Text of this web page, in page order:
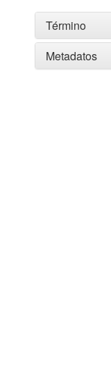
Término
Metadatos